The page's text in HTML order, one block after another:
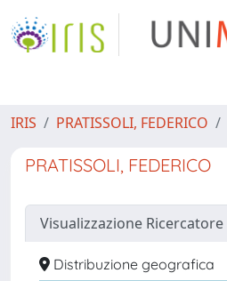
IRIS PRATISSOLI, FEDERICO
PRATISSOLI, FEDERICO
Visualizzazione Ricercatore
Distribuzione geografica